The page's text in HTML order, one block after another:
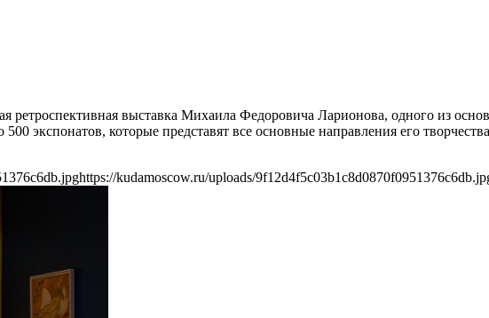
ретроспективная выставка Михаила Федоровича Ларионова, одного из
экспонатов, которые представят все основные направления его
https://kudamoscow.ru/uploads/